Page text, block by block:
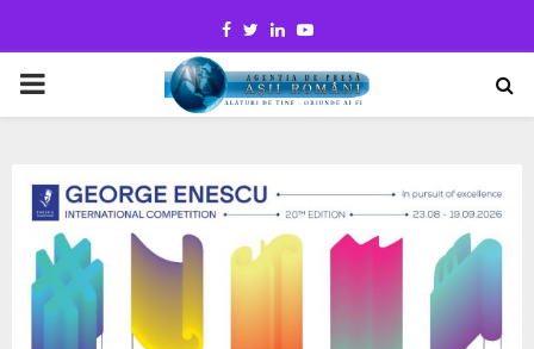
Facebook
TwitterLinkedinYoutube
PRIMARY